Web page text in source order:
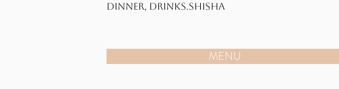
Dinner, Drinks.SHISHA
MENU